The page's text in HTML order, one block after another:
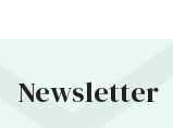
Newsletter